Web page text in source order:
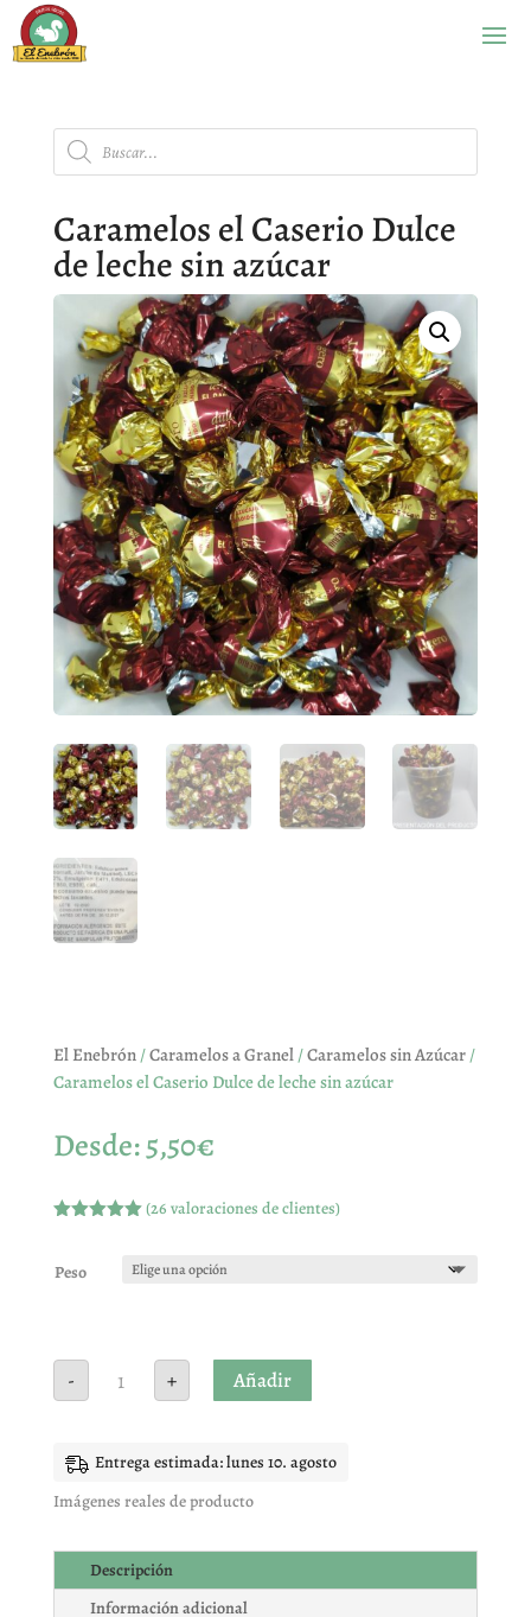
Búsqueda
de
productos
Caramelos el Caserio Dulce
de leche sin azúcar
El Enebrón/Caramelos a Granel/Caramelos sin Azúcar/
Caramelos el Caserio Dulce de leche sin azúcar
Desde:5,50€
5 en base
a
(26 valoraciones de clientes)
Peso
-
Caramelos
sin
cantidad
+ Añadir
Entrega estimada: lunes 10. agosto
Imágenes reales de producto
Descripción
Información adicional